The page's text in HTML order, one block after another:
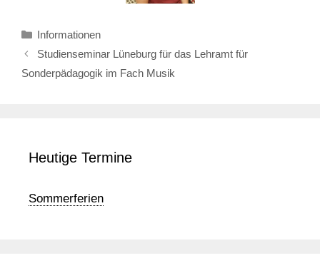
Kategorien
Informationen
Studienseminar Lüneburg für das Lehramt für
Sonderpädagogik im Fach Musik
Heutige Termine
Sommerferien